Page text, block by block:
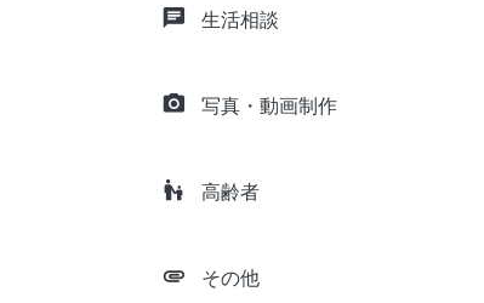
chat 生活相談
camera_alt 写真・動画制作
escalator_warning 高齢者
attachment その他